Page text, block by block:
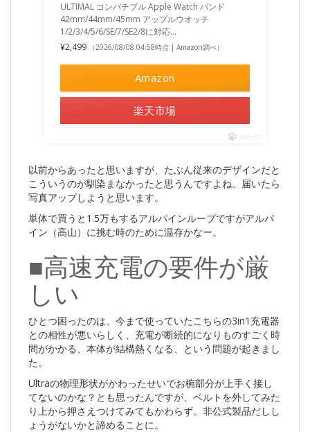
ULTIMAL コンパチブル Apple Watch バンド
42mm/44mm/45mm アップルウオッチ
1/2/3/4/5/6/SE/7/SE2/8に対応…
¥2,499
（2026/08/08 04:58時点 | Amazon調べ）
Amazon
楽天市場
ポチップ
以前からあったと思いますが、たぶん従来のデザインだと
こういうのが馴染まなかったと思うんですよね。届いたら
写真アップしようと思います。
単体で買うと1.5万もするアルパインループですがアルパ
イン（高山）に挑む時のために温存かなー。
■高速充電の要件が厳
しい
ひとつ困ったのは、今まで使っていたこちらの3in1充電器
との相性が悪いらしく、充電が断続的になりものすごく時
間がかかる、本体が結構熱くなる、という問題が起きまし
た。
Ultraの物理形状がかわったせいでお椀部分が上手く接し
てないのかな？とも思ったんですが、ベルトを外してみた
り上から押さえつけてみてもかわらず。非公式製品だしし
ょうがないかと諦めることに。